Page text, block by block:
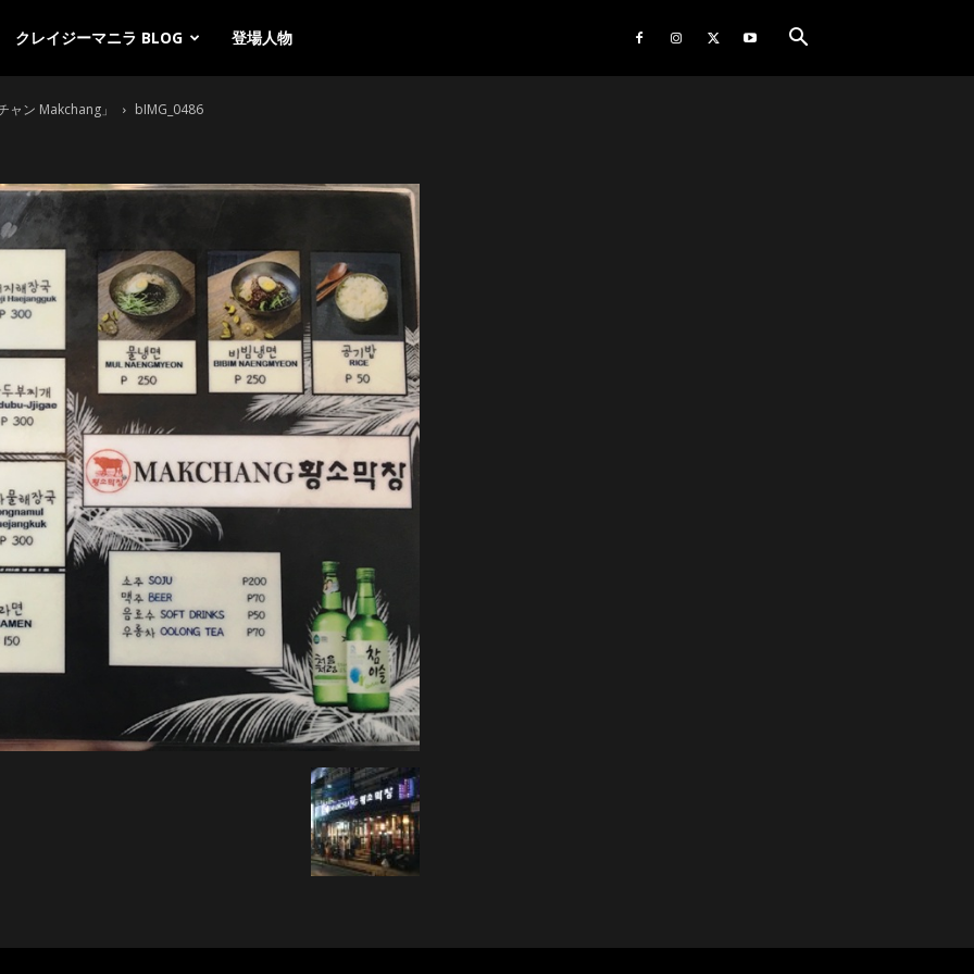
クレイジーマニラ BLOG 登場人物
ャン Makchang」 bIMG_0486